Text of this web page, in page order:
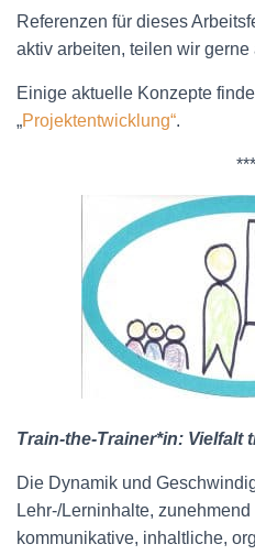
Referenzen für dieses
aktiv arbeiten, teilen wir gerne
Einige aktuelle Konzepte
„Projektentwicklung“.
***
Train-the-Trainer*in: Vielfalt
Die Dynamik und
Lehr-/Lerninhalte,
kommunikative, inhaltliche,